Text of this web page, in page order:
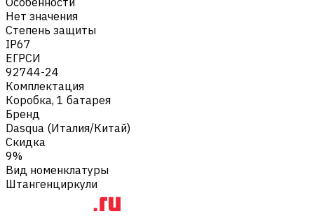
Нет значения
Степень защиты
IP67
ЕГРСИ
92744-24
Комплектация
Коробка, 1 батарея
Бренд
Dasqua (Италия/Китай)
Скидка
9%
Вид номенклатуры
Штангенциркули